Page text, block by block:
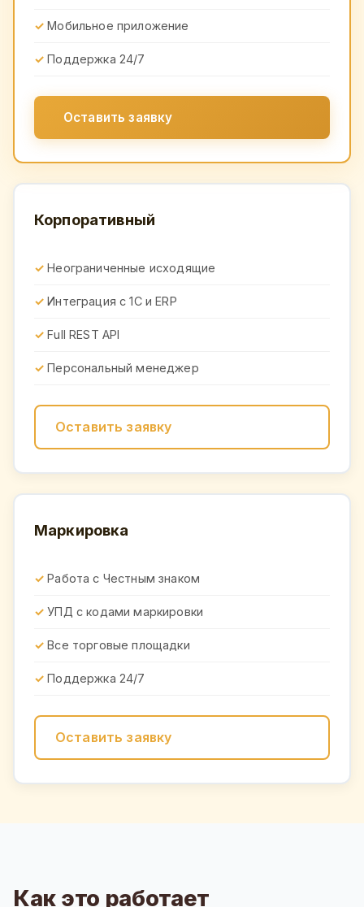
Мобильное приложение
Поддержка 24/7
Оставить заявку
Корпоративный
Неограниченные исходящие
Интеграция с 1С и ERP
Full REST API
Персональный менеджер
Оставить заявку
Маркировка
Работа с Честным знаком
УПД с кодами маркировки
Все торговые площадки
Поддержка 24/7
Оставить заявку
Как это работает